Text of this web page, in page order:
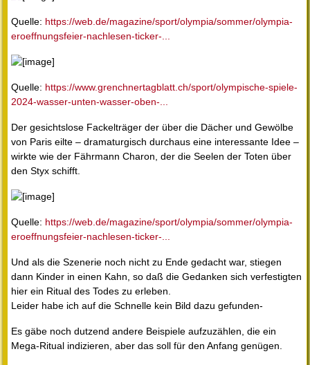
Quelle: https://web.de/magazine/sport/olympia/sommer/olympia-
eroeffnungsfeier-nachlesen-ticker-...
Quelle: https://www.grenchnertagblatt.ch/sport/olympische-spiele-
2024-wasser-unten-wasser-oben-...
Der gesichtslose Fackelträger der über die Dächer und Gewölbe
von Paris eilte – dramaturgisch durchaus eine interessante Idee –
wirkte wie der Fährmann Charon, der die Seelen der Toten über
den Styx schifft.
Quelle: https://web.de/magazine/sport/olympia/sommer/olympia-
eroeffnungsfeier-nachlesen-ticker-...
Und als die Szenerie noch nicht zu Ende gedacht war, stiegen
dann Kinder in einen Kahn, so daß die Gedanken sich verfestigten
hier ein Ritual des Todes zu erleben.
Leider habe ich auf die Schnelle kein Bild dazu gefunden-
Es gäbe noch dutzend andere Beispiele aufzuzählen, die ein
Mega-Ritual indizieren, aber das soll für den Anfang genügen.